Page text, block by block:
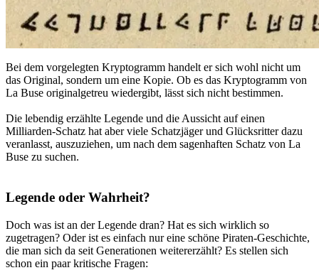
Bei dem vorgelegten Kryptogramm handelt er sich wohl nicht um
das Original, sondern um eine Kopie. Ob es das Kryptogramm von
La Buse originalgetreu wiedergibt, lässt sich nicht bestimmen.
Die lebendig erzählte Legende und die Aussicht auf einen
Milliarden-Schatz hat aber viele Schatzjäger und Glücksritter dazu
veranlasst, auszuziehen, um nach dem sagenhaften Schatz von La
Buse zu suchen.
Legende oder Wahrheit?
Doch was ist an der Legende dran? Hat es sich wirklich so
zugetragen? Oder ist es einfach nur eine schöne Piraten-Geschichte,
die man sich da seit Generationen weitererzählt? Es stellen sich
schon ein paar kritische Fragen: